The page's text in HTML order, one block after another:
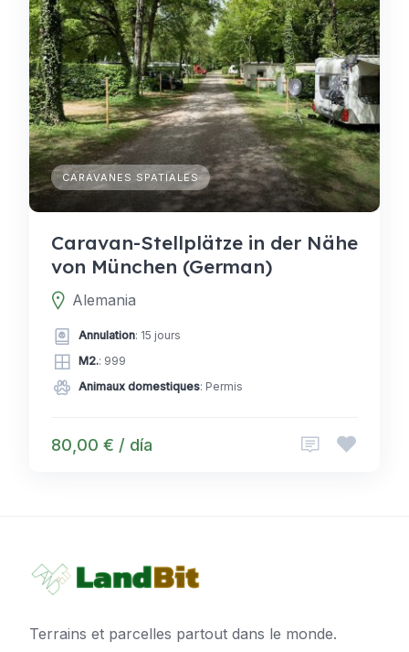
CARAVANES SPATIALES
Caravan-Stellplätze in der Nähe
von München (German)
Alemania
Annulation: 15 jours
M2.: 999
Animaux domestiques: Permis
80,00 € / día
Terrains et parcelles partout dans le monde.